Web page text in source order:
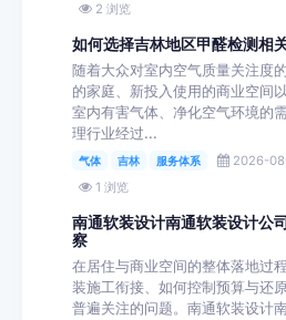
2 浏览
如何选择吉林地区甲醛检测相
随着大众对室内空气质量关注度
的家庭、新投入使用的商业空间
室内有害气体、净化空气环境的
理行业经过...
气体 吉林 服务体系 2026-
1 浏览
南通软装设计南通软装设计公
察
在居住与商业空间的整体落地过
装施工衔接、如何控制预算与还
普遍关注的问题。南通软装设计